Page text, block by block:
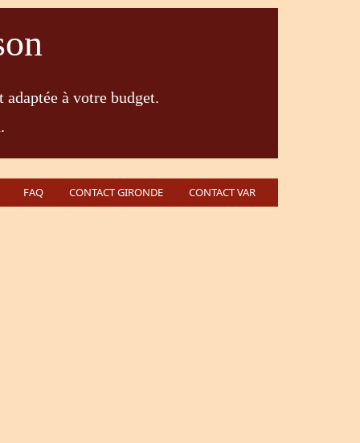
à votre budget.
FAQ CONTACT GIRONDE CONTACT VAR